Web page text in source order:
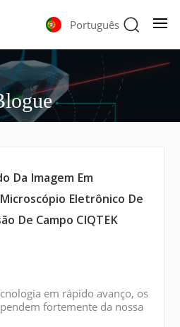
Português
Da Imagem Em
Eletrônico De
De Campo CIQTEK
em rápido avanço, os
fortemente da nossa